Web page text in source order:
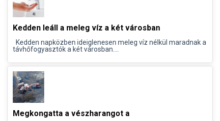
Kedden leáll a meleg víz a két városban
Kedden napközben ideiglenesen meleg víz nélkül maradnak a
távhőfogyasztók a két városban....
Megkongatta a vészharangot a